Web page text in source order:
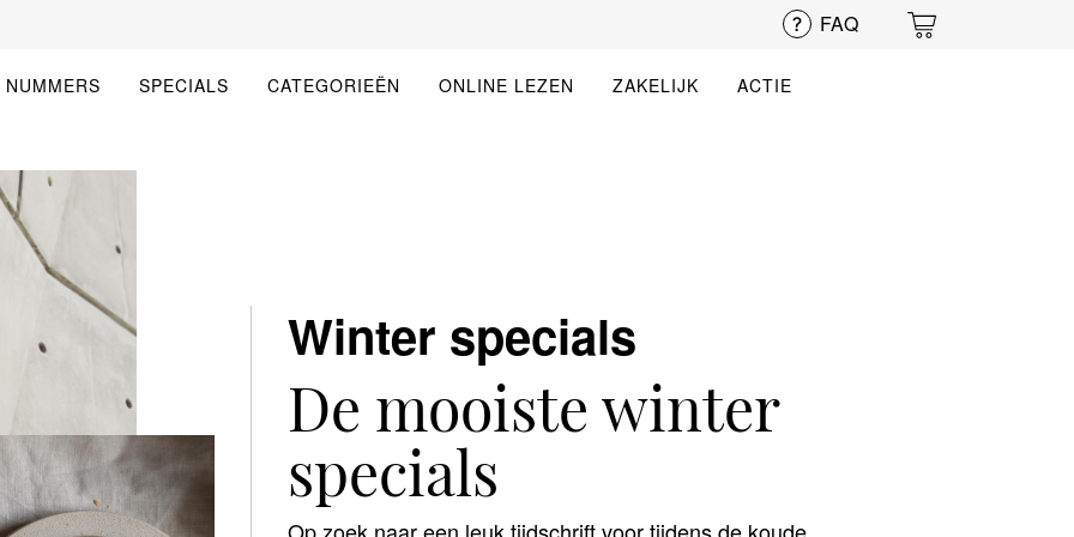
FAQ
NUMMERS SPECIALS CATEGORIEËN ONLINE LEZEN ZAKELIJK ACTIE
Winter specials
De mooiste winter
specials